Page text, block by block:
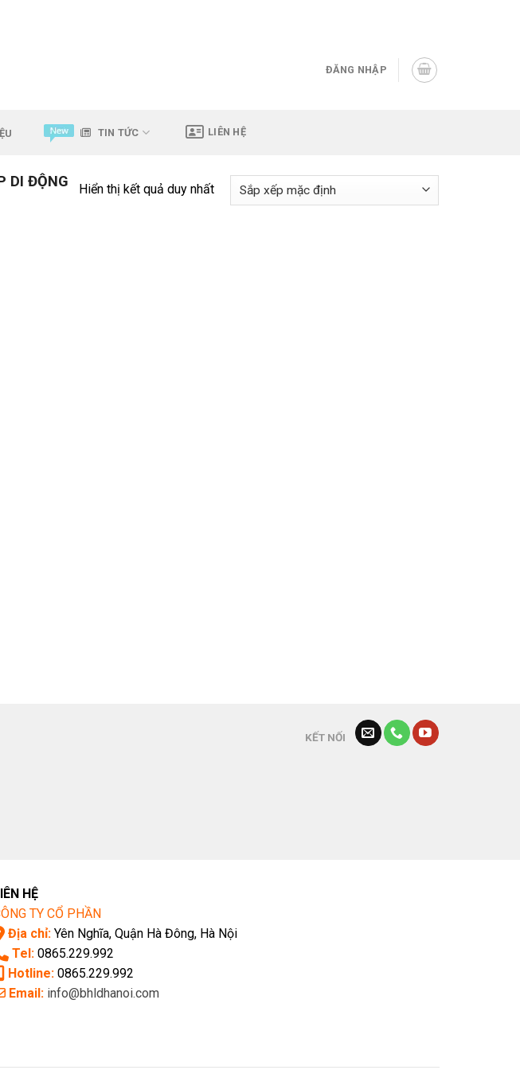
ĐĂNG NHẬP
TIN TỨC LIÊN HỆ
DI ĐỘNG
Hiển thị kết quả duy nhất
KẾT NỐI
HỆ
TY CỔ PHẦN
Địa chỉ:Yên Nghĩa, Quận Hà Đông, Hà Nội
Tel:0865.229.992
Hotline:0865.229.992
Email: info@bhldhanoi.com